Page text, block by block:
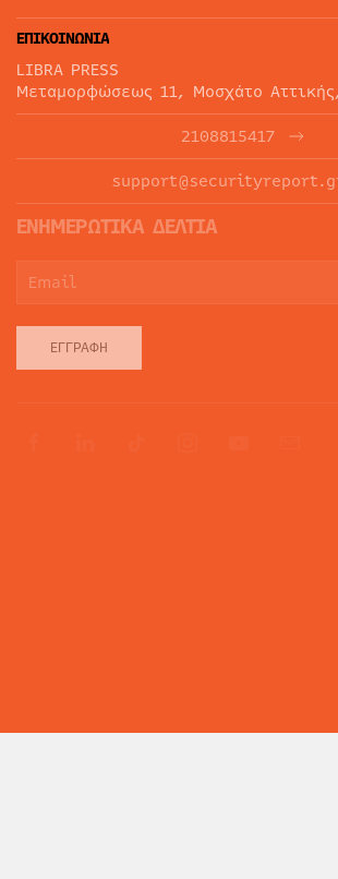
ΕΠΙΚΟΙΝΩΝΙΑ
LIBRA PRESS
Μεταμορφώσεως 11, Μοσχάτο
2108815417
ΕΝΗΜΕΡΩΤΙΚΑ ΔΕΛΤΙΑ
ΕΓΓΡΑΦΉ